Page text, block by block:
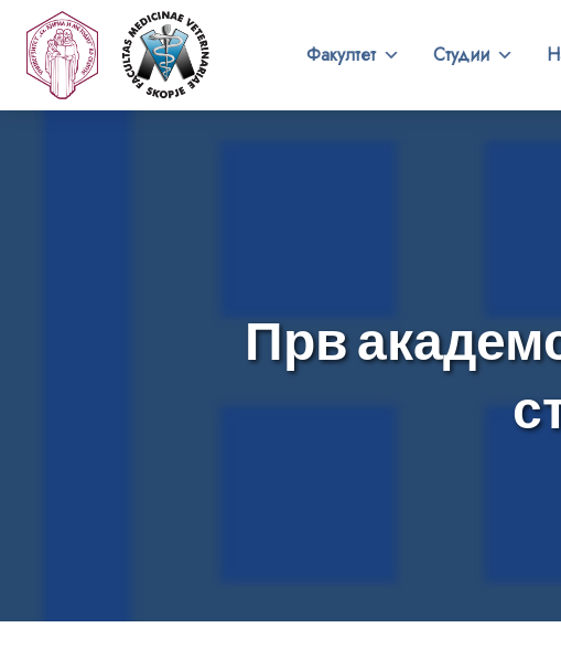
Факултет Студии
Прв